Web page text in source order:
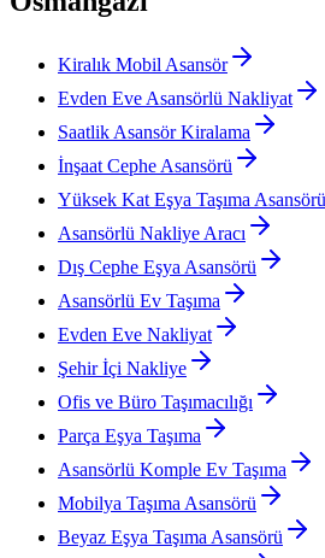
Kiralık Mobil Asansör
Evden Eve Asansörlü Nakliyat
Saatlik Asansör Kiralama
İnşaat Cephe Asansörü
Yüksek Kat Eşya Taşıma Asansörü
Asansörlü Nakliye Aracı
Dış Cephe Eşya Asansörü
Asansörlü Ev Taşıma
Evden Eve Nakliyat
Şehir İçi Nakliye
Ofis ve Büro Taşımacılığı
Parça Eşya Taşıma
Asansörlü Komple Ev Taşıma
Mobilya Taşıma Asansörü
Beyaz Eşya Taşıma Asansörü